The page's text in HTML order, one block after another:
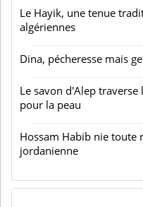
Le Hayik, une tenue
algériennes
Dina, pécheresse mais
Le savon d'Alep
pour la peau
Hossam Habib nie toute
jordanienne